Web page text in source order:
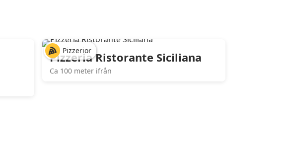
Pizzerior
Pizzeria Ristorante Siciliana
Ca 100 meter ifrån